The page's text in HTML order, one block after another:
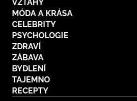
VZTAHY
MÓDA A KRÁSA
CELEBRITY
PSYCHOLOGIE
ZDRAVÍ
ZÁBAVA
BYDLENÍ
TAJEMNO
RECEPTY